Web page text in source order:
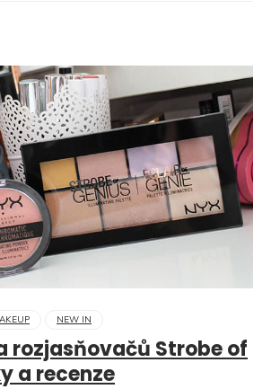
NEW IN
rozjasňovačů Strobe of
a recenze